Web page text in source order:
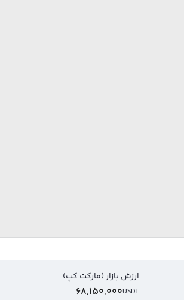
ارزش بازار (مارکت کپ)
USDT
68,150,000